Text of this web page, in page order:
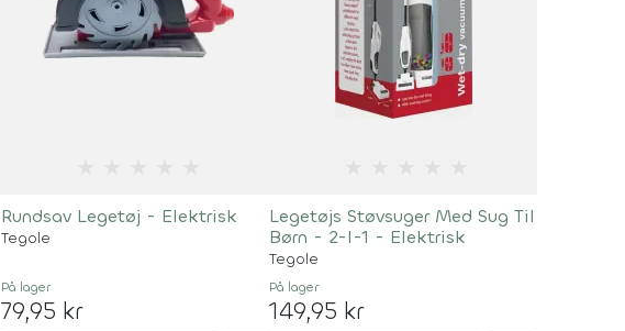
Rundsav Legetøj - Elektrisk
Tegole
På lager
79,95 kr
Legetøjs Støvsuger Med Sug Til
Børn - 2-I-1 - Elektrisk
Tegole
På lager
149,95 kr